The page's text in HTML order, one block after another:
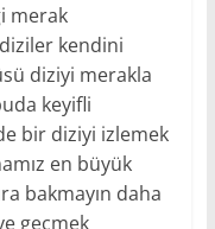
merak
kendini
diziyi merakla
keyifli
bir diziyi izlemek
en büyük
bakmayın daha
geçmek